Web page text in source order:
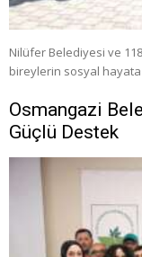
Nilüfer Belediyesi ve
bireylerin sosyal hayata
Osmangazi
Güçlü Destek